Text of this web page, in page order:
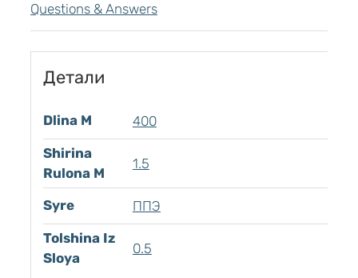
Questions & Answers
Детали
Dlina M
400
Shirina
Rulona M
1.5
Syre
ППЭ
Tolshina Iz
Sloya
0.5